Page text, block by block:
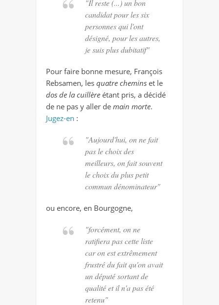
"Il reste (...) un bon
candidat pour les six
personnes qui l'ont
désigné, pour les autres,
je suis plus dubitatif"
Pour faire bonne mesure, François
Rebsamen, les quatre chemins et le
dos de la cuillère étant pris, a décidé
de ne pas y aller de main morte.
Jugez-en :
"Aujourd'hui, on ne fait
pas le choix des
meilleurs, on fait souvent
le choix du plus petit
commun dénominateur"
ou encore, en Bourgogne,
"forcément, on ne
ratifiera pas cette liste
car on est extrêmement
frustré du fait qu'on avait
un député sortant de
qualité et il n'a pas été
retenu"